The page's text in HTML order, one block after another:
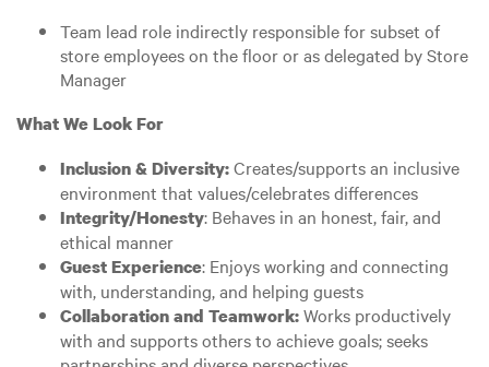
Team lead role indirectly responsible for subset of
store employees on the floor or as delegated by Store
Manager
What We Look For
Inclusion & Diversity:Creates/supports an inclusive
environment that values/celebrates differences
Integrity/Honesty: Behaves in an honest, fair, and
ethical manner
Guest Experience: Enjoys working and connecting
with, understanding, and helping guests
Collaboration and Teamwork:Works productively
with and supports others to achieve goals; seeks